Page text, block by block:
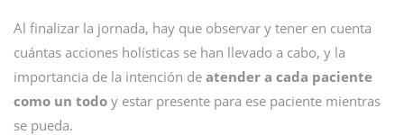
Al finalizar la jornada, hay que observar y tener en cuenta
cuántas acciones holísticas se han llevado a cabo, y la
importancia de la intención de atender a cada paciente
como un todo y estar presente para ese paciente mientras
se pueda.